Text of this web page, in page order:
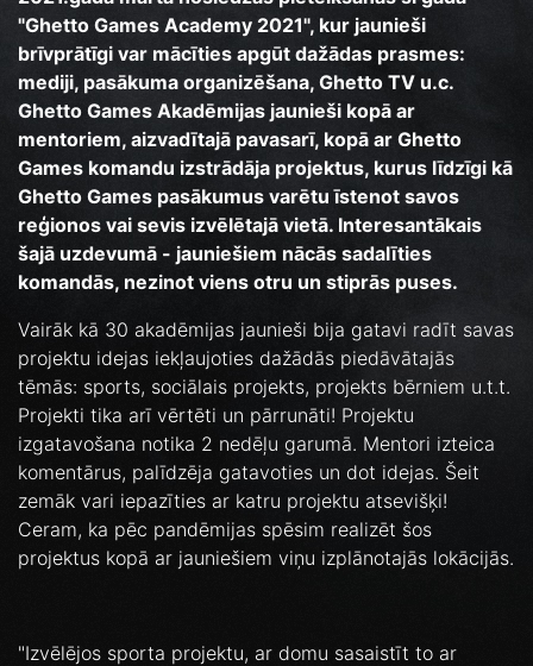
"Ghetto Games Academy 2021", kur jaunieši
brīvprātīgi var mācīties apgūt dažādas prasmes:
mediji, pasākuma organizēšana, Ghetto TV u.c.
Ghetto Games Akadēmijas jaunieši kopā ar
mentoriem, aizvadītajā pavasarī, kopā ar Ghetto
Games komandu izstrādāja projektus, kurus līdzīgi kā
Ghetto Games pasākumus varētu īstenot savos
reģionos vai sevis izvēlētajā vietā. Interesantākais
šajā uzdevumā - jauniešiem nācās sadalīties
komandās, nezinot viens otru un stiprās puses.
Vairāk kā 30 akadēmijas jaunieši bija gatavi radīt savas
projektu idejas iekļaujoties dažādās piedāvātajās
tēmās: sports, sociālais projekts, projekts bērniem u.t.t.
Projekti tika arī vērtēti un pārrunāti! Projektu
izgatavošana notika 2 nedēļu garumā. Mentori izteica
komentārus, palīdzēja gatavoties un dot idejas. Šeit
zemāk vari iepazīties ar katru projektu atsevišķi!
Ceram, ka pēc pandēmijas spēsim realizēt šos
projektus kopā ar jauniešiem viņu izplānotajās lokācijās.
"Izvēlējos sporta projektu, ar domu sasaistīt to ar